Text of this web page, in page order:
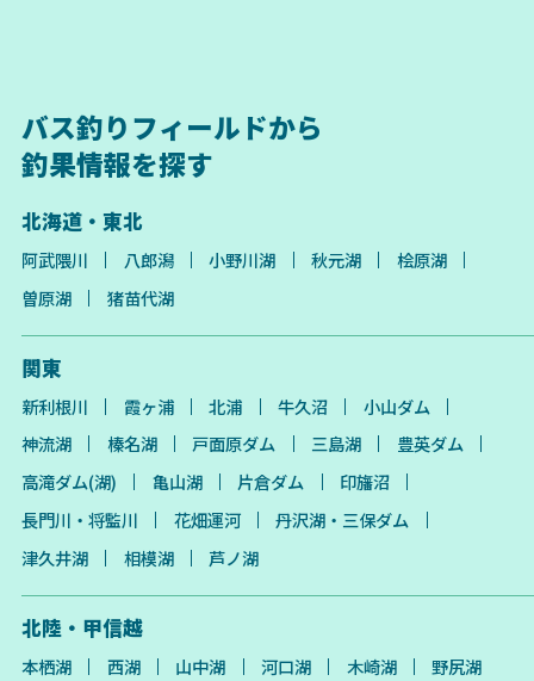
バス釣りフィールドから
釣果情報を探す
北海道・東北
阿武隈川 八郎潟 小野川湖 秋元湖
桧原湖
曽原湖
猪苗代湖
関東
新利根川 霞ヶ浦 北浦 牛久沼
小山ダム
神流湖
榛名湖 戸面原ダム 三島湖
豊英ダム
高滝ダム(湖)
亀山湖 片倉ダム
印旛沼
長門川・将監川
花畑運河
丹沢湖・三保ダム
津久井湖
相模湖 芦ノ湖
北陸・甲信越
本栖湖 西湖 山中湖 河口湖 木崎湖 野尻湖